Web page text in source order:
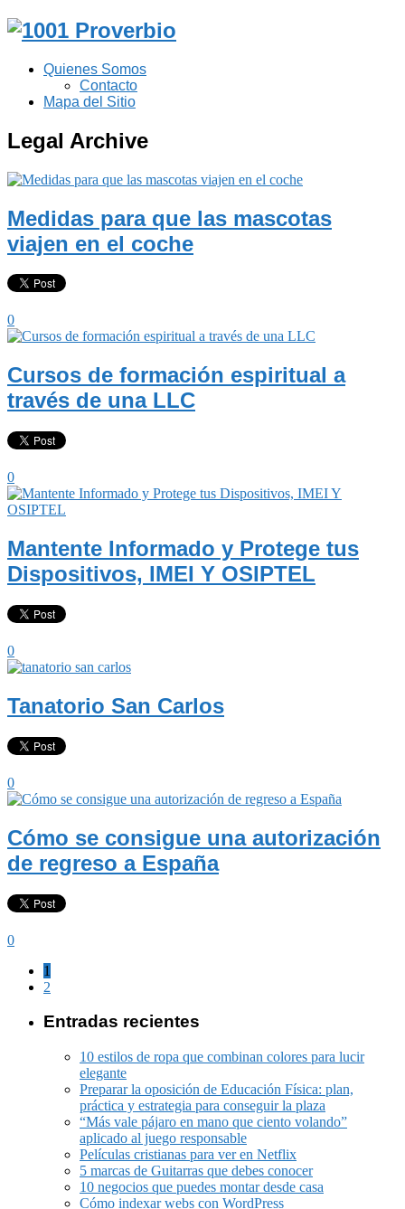
Quienes Somos
Contacto
Mapa del Sitio
Legal Archive
Medidas para que las mascotas
viajen en el coche
0
Cursos de formación espiritual a
través de una LLC
0
Mantente Informado y Protege tus
Dispositivos, IMEI Y OSIPTEL
0
Tanatorio San Carlos
0
Cómo se consigue una autorización
de regreso a España
0
1
2
Entradas recientes
10 estilos de ropa que combinan colores para lucir
elegante
Preparar la oposición de Educación Física: plan,
práctica y estrategia para conseguir la plaza
“Más vale pájaro en mano que ciento volando”
aplicado al juego responsable
Películas cristianas para ver en Netflix
5 marcas de Guitarras que debes conocer
10 negocios que puedes montar desde casa
Cómo indexar webs con WordPress